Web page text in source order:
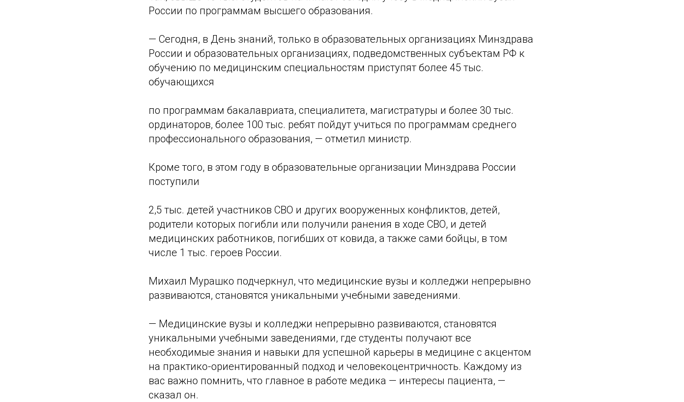
России по программам высшего образования.
— Сегодня, в День знаний, только в образовательных организациях Минздрава
России и образовательных организациях, подведомственных субъектам РФ к
обучению по медицинским специальностям приступят более 45 тыс.
обучающихся
по программам бакалавриата, специалитета, магистратуры и более 30 тыс.
ординаторов, более 100 тыс. ребят пойдут учиться по программам среднего
профессионального образования, — отметил министр.
Кроме того, в этом году в образовательные организации Минздрава России
поступили
2,5 тыс. детей участников СВО и других вооруженных конфликтов, детей,
родители которых погибли или получили ранения в ходе СВО, и детей
медицинских работников, погибших от ковида, а также сами бойцы, в том
числе 1 тыс. героев России.
Михаил Мурашко подчеркнул, что медицинские вузы и колледжи непрерывно
развиваются, становятся уникальными учебными заведениями.
— Медицинские вузы и колледжи непрерывно развиваются, становятся
уникальными учебными заведениями, где студенты получают все
необходимые знания и навыки для успешной карьеры в медицине с акцентом
на практико-ориентированный подход и человекоцентричность. Каждому из
вас важно помнить, что главное в работе медика — интересы пациента, —
сказал он.